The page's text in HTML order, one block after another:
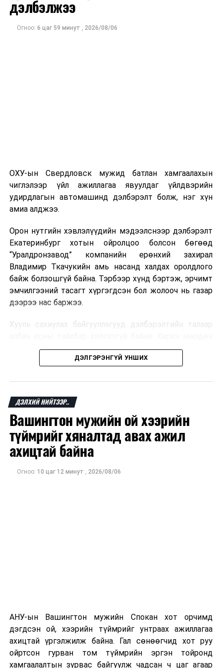
дэлбэлжээ
Огноо: 6 цаг 59 минут , 2026/08/06
ОХУ-ын Свердловск мужид батлан хамгаалахын
чиглэлээр үйл ажиллагаа явуулдаг үйлдвэрийн
удирдлагын автомашинд дэлбэрэлт болж, нэг хүн
амиа алджээ.
Орон нутгийн хэвлэлүүдийн мэдээлснээр дэлбэрэлт
Екатеринбург хотын ойролцоо болсон бөгөөд
“Уралдронзавод” компанийн ерөнхий захирал
Владимир Ткачукийн амь насанд халдах оролдлого
байж болзошгүй байна. Тэрбээр хүнд бэртэж, эрчимт
эмчилгээний тасагт хүргэгдсэн бол жолооч нь газар
дээрээ нас баржээ.
Хууль сахиулах байгууллагууд дэлбэрэлтийн талаар
шалгах байгууллага олон нийтэд аюултай аргаар
хүний амь насанд халдахыг завдсан гэх үндэслэлээр
мэдээлжээ.
“Уралдронзавод” компани 2023 онд Екатеринбург
хотод байгуулагдсан бөгөөд нисгэгчгүй нисэх
төхөөрөмж үйлдвэрлэдэг аж. Тус компанийн 2025
оны орлого 6.2 тэрбум рубль, цэвэр ашиг нь 1.9
тэрбум рубльд хүрсэн гэж РБК мэдээлсэн байна.
Одоогоор дэлбэрэлтийн шалтгаан, хэрэгт холбоотой
ДЭЛГЭРЭНГҮЙ УНШИХ
ДЭЛХИЙ НИЙТЭЭР..
Вашингтон мужийн ой хээрийн
түймрийг хяналтад авах ажил
ахицтай байна
Огноо: 10 цаг 12 минут , 2026/08/06
АНУ-ын Вашингтон мужийн Спокан хот орчимд
дэгдсэн ой, хээрийн түймрийг унтраах ажиллагаа
ахицтай үргэлжилж байна. Гал сөнөөгчид хот руу
ойртсон гурван том түймрийн эргэн тойронд
хамгаалалтын зурвас байгуулж чадсан ч цаг агаар